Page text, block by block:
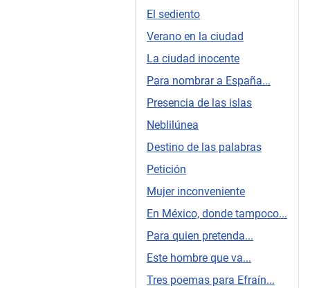
El sediento
Verano en la ciudad
La ciudad inocente
Para nombrar a España...
Presencia de las islas
Neblilúnea
Destino de las palabras
Petición
Mujer inconveniente
En México, donde tampoco...
Para quien pretenda...
Este hombre que va...
Tres poemas para Efraín...